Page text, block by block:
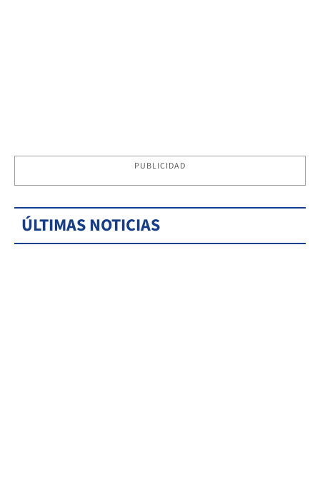
PUBLICIDAD
ÚLTIMAS NOTICIAS